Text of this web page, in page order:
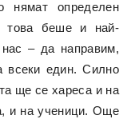
нямат определен
това беше и най-
нас – да направим,
всеки един. Силно
ще се хареса и на
и на ученици. Още